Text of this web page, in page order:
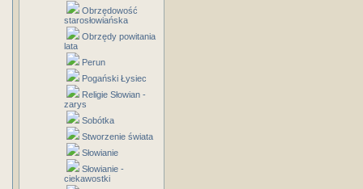
Obrzędowość
starosłowiańska
Obrzędy powitania
lata
Perun
Pogański Łysiec
Religie Słowian -
zarys
Sobótka
Stworzenie świata
Słowianie
Słowianie -
ciekawostki